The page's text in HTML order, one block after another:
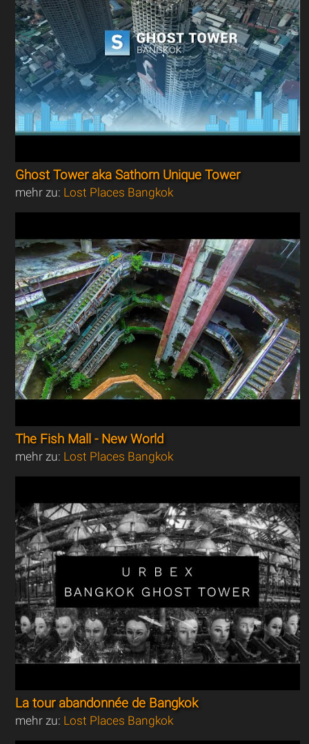
Ghost Tower aka Sathorn Unique Tower
mehr zu: Lost Places Bangkok
The Fish Mall - New World
mehr zu: Lost Places Bangkok
La tour abandonnée de Bangkok
mehr zu: Lost Places Bangkok